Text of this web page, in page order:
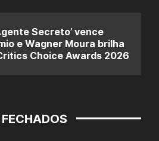
Secreto’ vence
e Wagner Moura brilha
Choice Awards 2026